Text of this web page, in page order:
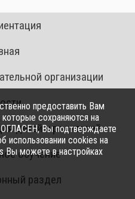
организации
детей и родителей
обучение
раздел
предоставить Вам
сохраняются на
Вы подтверждаете
использовании cookies на
Вы можете в настройках